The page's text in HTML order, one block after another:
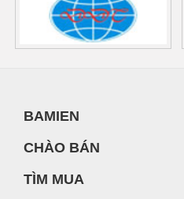
BAMIEN
CHÀO BÁN
TÌM MUA